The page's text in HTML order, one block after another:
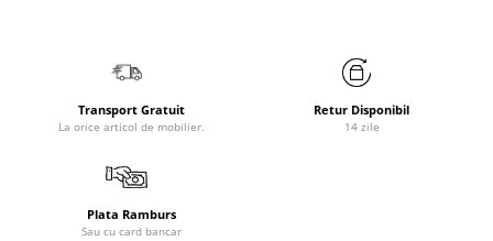
Transport Gratuit
La orice articol de mobilier.
Retur Disponibil
14 zile
Plata Ramburs
Sau cu card bancar